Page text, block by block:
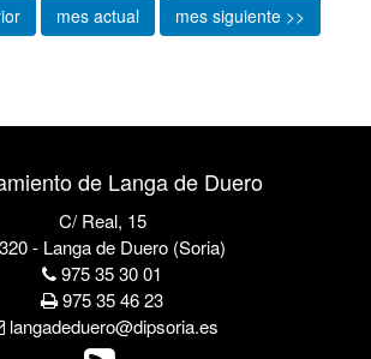
mes actual mes siguiente >>
de Langa de Duero
C/ Real, 15
- Langa de Duero (Soria)
975 35 30 01
975 35 46 23
langadeduero@dipsoria.es